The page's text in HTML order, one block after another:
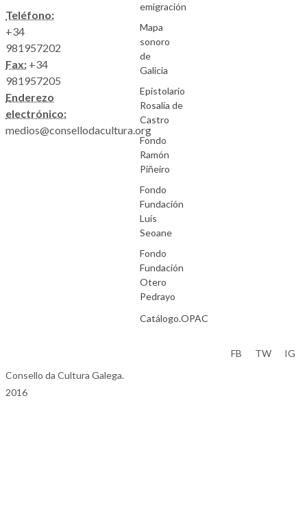
Teléfono:
+34
981957202
Fax: +34
981957205
Enderezo
electrónico:
medios@consellodacultura.org
emigración
Mapa
sonoro
de
Galicia
Epistolario
Rosalía de
Castro
Fondo
Ramón
Piñeiro
Fondo
Fundación
Luís
Seoane
Fondo
Fundación
Otero
Pedrayo
Catálogo.OPAC
Consello da Cultura Galega.
2016
FB TW IG